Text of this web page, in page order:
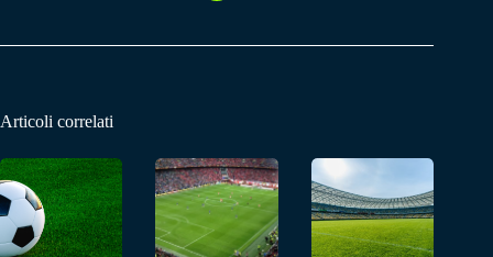
Articoli correlati